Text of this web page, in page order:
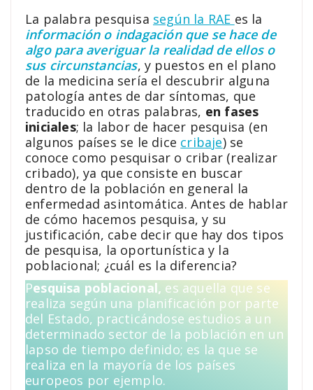
La palabra pesquisa según la RAE es la
información o indagación que se hace de
algo para averiguar la realidad de ellos o
sus circunstancias, y puestos en el plano
de la medicina sería el descubrir alguna
patología antes de dar síntomas, que
traducido en otras palabras, en fases
iniciales; la labor de hacer pesquisa (en
algunos países se le dice cribaje) se
conoce como pesquisar o cribar (realizar
cribado), ya que consiste en buscar
dentro de la población en general la
enfermedad asintomática. Antes de hablar
de cómo hacemos pesquisa, y su
justificación, cabe decir que hay dos tipos
de pesquisa, la oportunística y la
poblacional; ¿cuál es la diferencia?
Pesquisa poblacional, es aquella que se
realiza según una planificación por parte
del Estado, practicándose estudios a un
determinado sector de la población en un
lapso de tiempo definido; es la que se
realiza en la mayoría de los países
europeos por ejemplo.